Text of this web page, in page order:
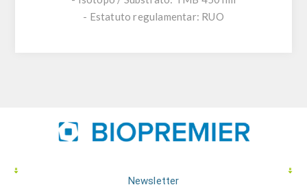
- Estatuto regulamentar: RUO
Newsletter